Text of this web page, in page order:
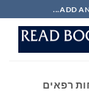
ADD
רפאים